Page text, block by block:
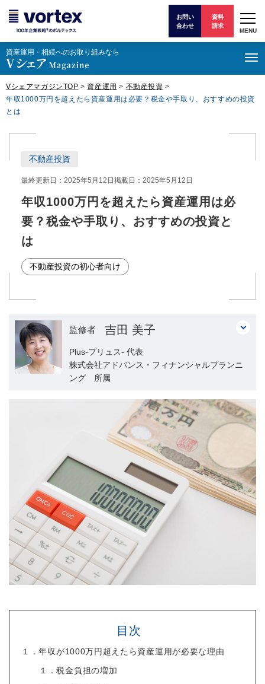
お問い
合わせ
資料
請求
MENU
資産運⽤・相続へのお取り組みなら
VシェアマガジンTOP > 資産運用 > 不動産投資 >
年収1000万円を超えたら資産運用は必要？税金や手取り、おすすめの投資
とは
年収1000万円を超えたら資産運用は必
要？税金や手取り、おすすめの投資と
は
不動産投資
最終更新日：2025年5月12日 掲載日：2025年5月12日
不動産投資の初心者向け
監修者 吉田 美子
Plus-プリュス- 代表
株式会社アドバンス・フィナンシャルプランニ
ング 所属
目次
１．年収が1000万円超えたら資産運用が必要な理由
１．税金負担の増加